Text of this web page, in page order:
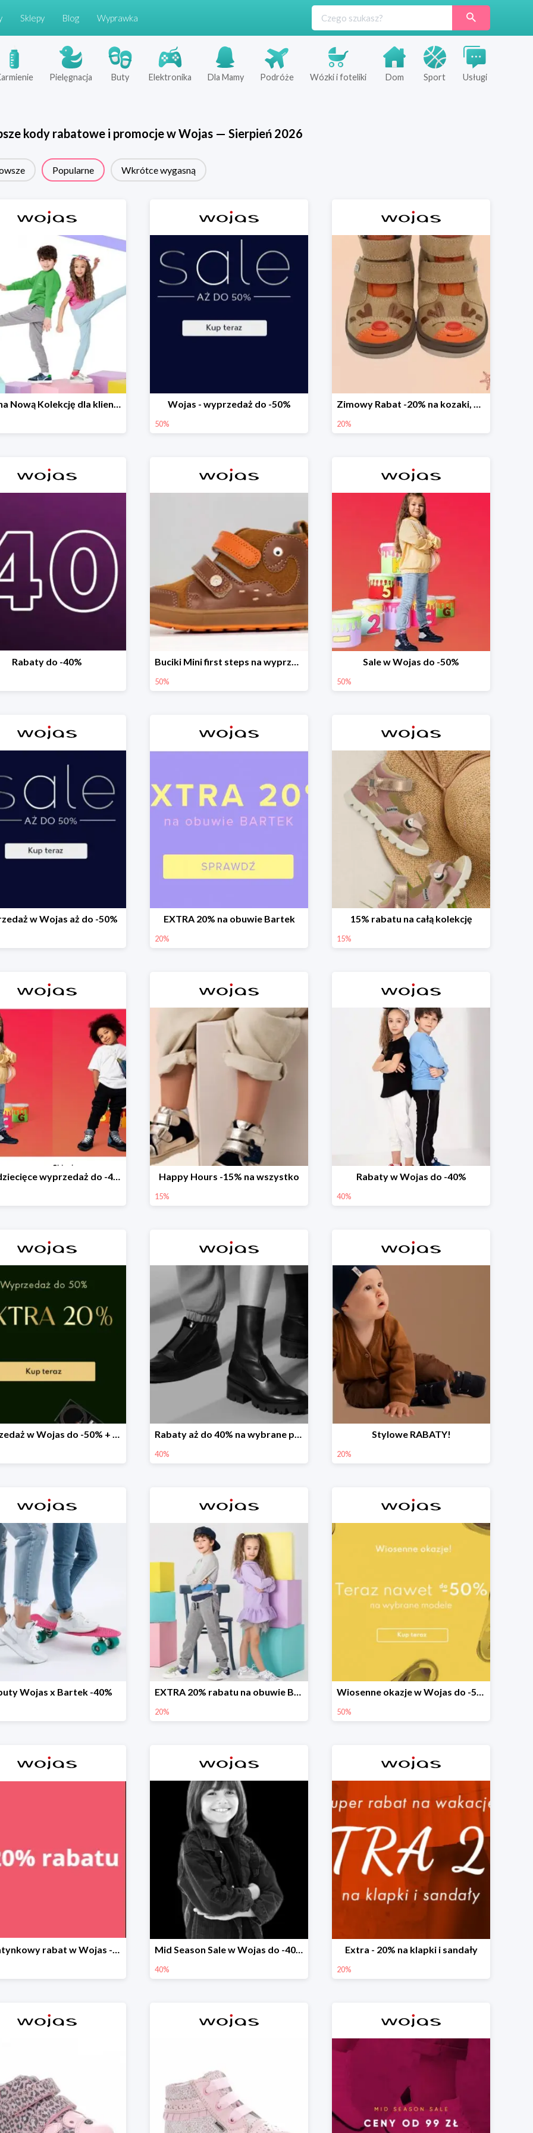
Sklepy Blog Wyprawka
Pielęgnacja Buty Elektronika Dla Mamy Podróże Wózki i foteliki Dom Sport Usługi
kody rabatowe i promocje wWojas— Sierpień 2026
Popularne Wkrótce wygasną
-20% na Nową Kolekcję dla klientów PREMIUM Wojas - wyprzedaż do -50%
50%
Zimowy Rabat -20% na kozaki, botki, trzewiki, wyprzedaż
20%
Rabaty do -40% Buciki Mini first steps na wyprzedaży
50%
Sale w Wojas do -50%
50%
w Wojas aż do -50% EXTRA 20% na obuwie Bartek
20%
15% rabatu na całą kolekcję
15%
Buty dziecięce wyprzedaż do -40% Happy Hours -15% na wszystko
15%
Rabaty w Wojas do -40%
40%
Wyprzedaż w Wojas do -50% + extra 20% rabatu na wszystko Rabaty aż do 40% na wybrane produkty!
40%
Stylowe RABATY!
20%
Wojas x Bartek -40% EXTRA 20% rabatu na obuwie Bartek w Wojas
20%
Wiosenne okazje w Wojas do -50%
50%
Walentynkowy rabat w Wojas -20% Mid Season Sale w Wojas do -40%
40%
Extra - 20% na klapki i sandały
20%